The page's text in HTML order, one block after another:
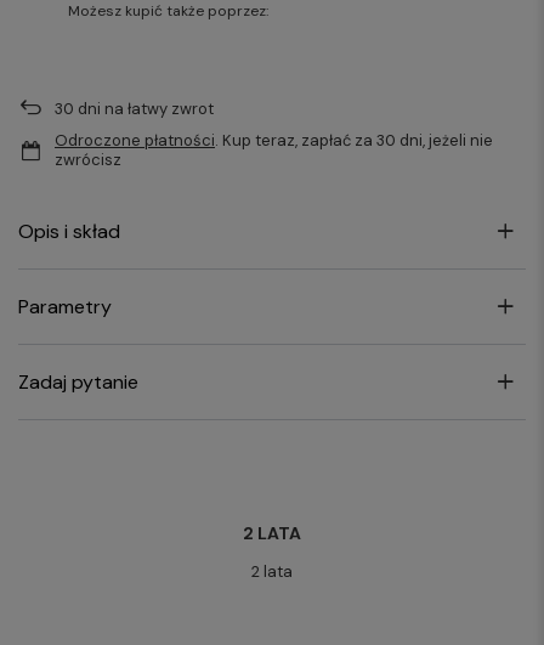
Możesz kupić także poprzez:
30 dni na łatwy zwrot
Odroczone płatności. Kup teraz, zapłać za 30 dni, jeżeli nie
zwrócisz
Opis i skład
Parametry
Zadaj pytanie
2 LATA
2 lata